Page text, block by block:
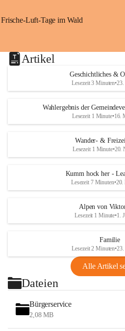
Frische-Luft-Tage im Wald
Artikel
Geschichtliches &
Lesezeit 3 Minuten•23.
Wahlergebnis der
Lesezeit 1 Minute•16.
Wander- &
Lesezeit 1 Minute•20.
Kumm hock her -
Lesezeit 7 Minuten•20.
Alpen von
Lesezeit 1 Minute•1.
Familie
Lesezeit 2 Minuten•23.
Alle Artikel
Dateien
Bürgerservice
2,08 MB